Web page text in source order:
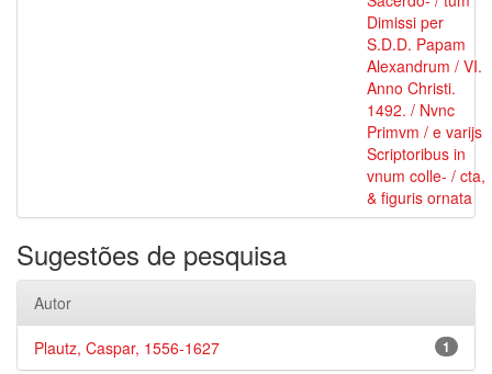
Dimissi per
S.D.D. Papam
Alexandrum / VI.
Anno Christi.
1492. / Nvnc
Primvm / e varijs
Scriptoribus in
vnum colle- / cta,
& figuris ornata
Sugestões de pesquisa
Autor
1
Plautz, Caspar, 1556-1627